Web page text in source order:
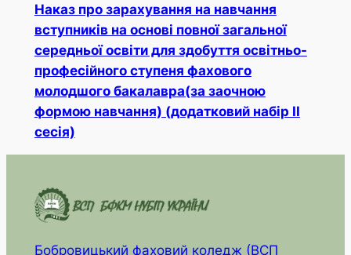
Наказ про зарахування на навчання
вступників на основі повної загальної
середньої освіти для здобуття освітньо-
професійного ступеня фахового
молодшого бакалавра(за заочною
формою навчання) (додатковий набір ІІ
сесія)
Бобровицький фаховий коледж (ВСП